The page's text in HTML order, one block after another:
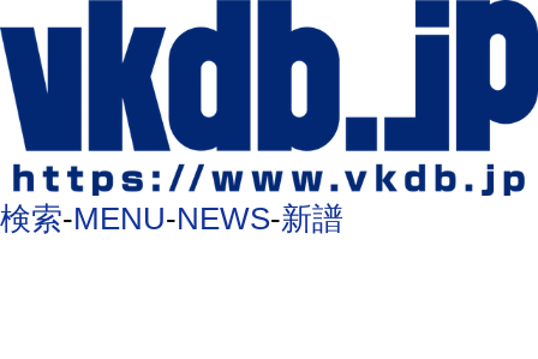
検索-MENU-NEWS-新譜